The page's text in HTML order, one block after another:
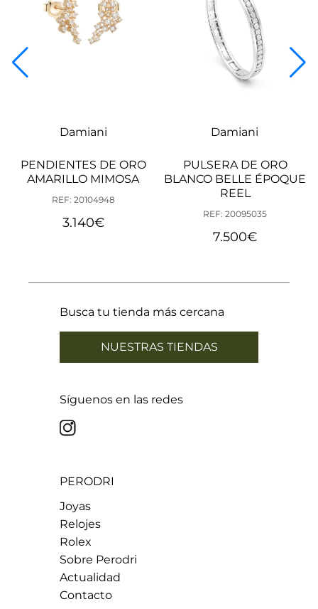
Damiani
PENDIENTES DE ORO
AMARILLO MIMOSA
REF: 20104948
3.140€
Damiani
PULSERA DE ORO
BLANCO BELLE ÉPOQUE
REEL
REF: 20095035
7.500€
Busca tu tienda más cercana
NUESTRAS TIENDAS
Síguenos en las redes
PERODRI
Joyas
Relojes
Rolex
Sobre Perodri
Actualidad
Contacto